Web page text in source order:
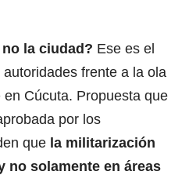
la ciudad? Ese es el
frente a la ola
Cúcuta. Propuesta que
por los
que la militarización
no solamente en áreas